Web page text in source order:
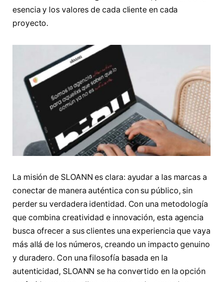
esencia y los valores de cada cliente en cada
proyecto.
La misión de SLOANN es clara: ayudar a las marcas a
conectar de manera auténtica con su público, sin
perder su verdadera identidad. Con una metodología
que combina creatividad e innovación, esta agencia
busca ofrecer a sus clientes una experiencia que vaya
más allá de los números, creando un impacto genuino
y duradero. Con una filosofía basada en la
autenticidad, SLOANN se ha convertido en la opción